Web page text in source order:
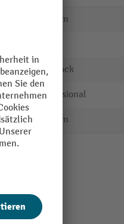
930 mm
KEY Lock
Professional
572 mm